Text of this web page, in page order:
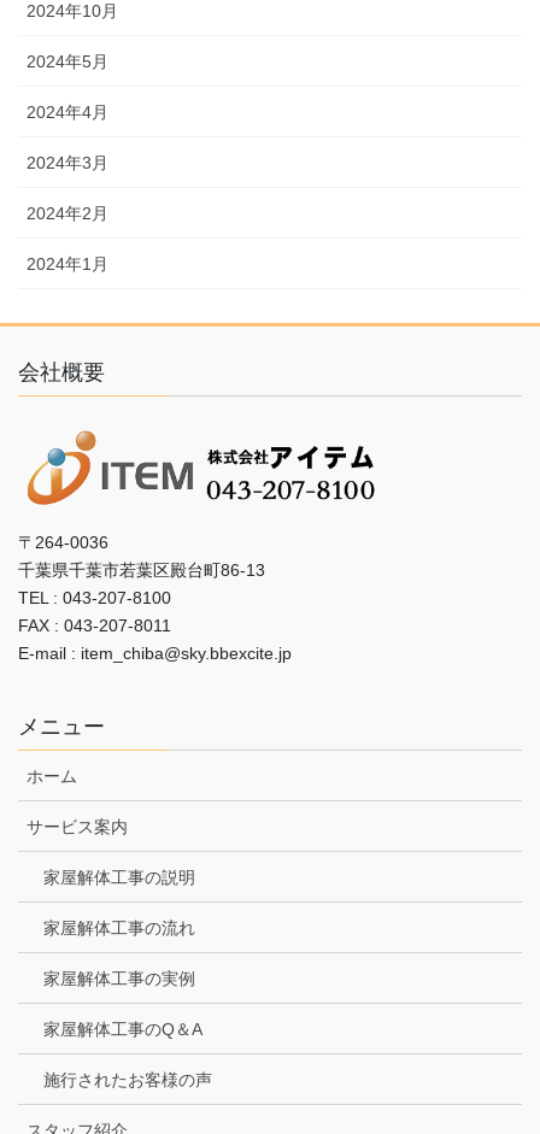
2024年10月
2024年5月
2024年4月
2024年3月
2024年2月
2024年1月
会社概要
〒264-0036
千葉県千葉市若葉区殿台町86-13
TEL : 043-207-8100
FAX : 043-207-8011
E-mail : item_chiba@sky.bbexcite.jp
メニュー
ホーム
サービス案内
家屋解体工事の説明
家屋解体工事の流れ
家屋解体工事の実例
家屋解体工事のQ＆A
施行されたお客様の声
スタッフ紹介